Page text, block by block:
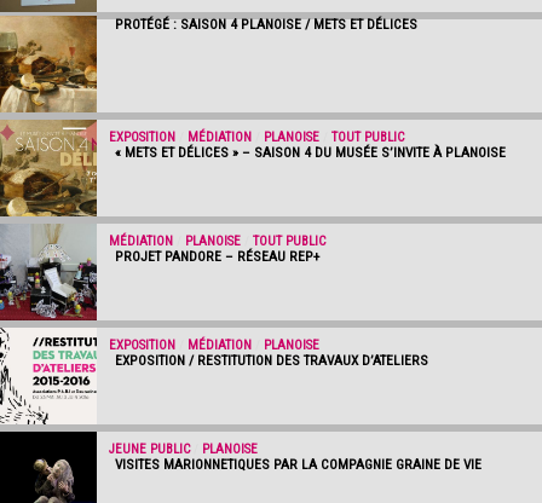
PROTÉGÉ : SAISON 4 PLANOISE / METS ET DÉLICES
EXPOSITION MÉDIATION PLANOISE TOUT PUBLIC
« METS ET DÉLICES » – SAISON 4 DU MUSÉE S’INVITE À PLANOISE
MÉDIATION PLANOISE TOUT PUBLIC
PROJET PANDORE – RÉSEAU REP+
EXPOSITION MÉDIATION PLANOISE
EXPOSITION / RESTITUTION DES TRAVAUX D’ATELIERS
JEUNE PUBLIC/ PLANOISE
VISITES MARIONNETIQUES PAR LA COMPAGNIE GRAINE DE VIE